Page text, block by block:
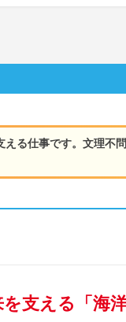
る仕事です。文理不
を支える「